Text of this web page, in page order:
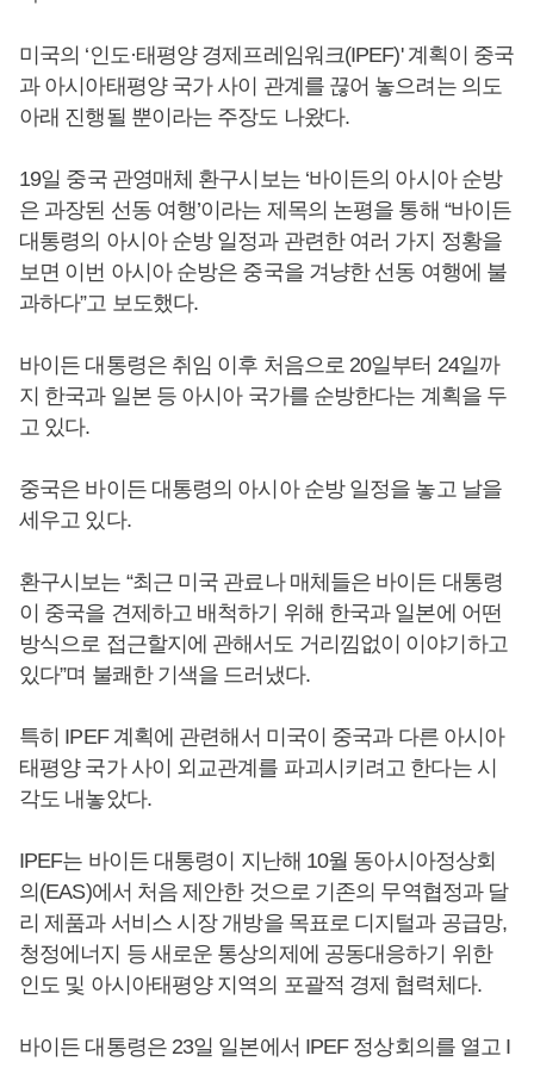
미국의 ‘인도·태평양 경제프레임워크(IPEF)' 계획이 중국
과 아시아태평양 국가 사이 관계를 끊어 놓으려는 의도
아래 진행될 뿐이라는 주장도 나왔다.
19일 중국 관영매체 환구시보는 ‘바이든의 아시아 순방
은 과장된 선동 여행’이라는 제목의 논평을 통해 “바이든
대통령의 아시아 순방 일정과 관련한 여러 가지 정황을
보면 이번 아시아 순방은 중국을 겨냥한 선동 여행에 불
과하다”고 보도했다.
바이든 대통령은 취임 이후 처음으로 20일부터 24일까
지 한국과 일본 등 아시아 국가를 순방한다는 계획을 두
고 있다.
중국은 바이든 대통령의 아시아 순방 일정을 놓고 날을
세우고 있다.
환구시보는 “최근 미국 관료나 매체들은 바이든 대통령
이 중국을 견제하고 배척하기 위해 한국과 일본에 어떤
방식으로 접근할지에 관해서도 거리낌없이 이야기하고
있다”며 불쾌한 기색을 드러냈다.
특히 IPEF 계획에 관련해서 미국이 중국과 다른 아시아
태평양 국가 사이 외교관계를 파괴시키려고 한다는 시
각도 내놓았다.
IPEF는 바이든 대통령이 지난해 10월 동아시아정상회
의(EAS)에서 처음 제안한 것으로 기존의 무역협정과 달
리 제품과 서비스 시장 개방을 목표로 디지털과 공급망,
청정에너지 등 새로운 통상의제에 공동대응하기 위한
인도 및 아시아태평양 지역의 포괄적 경제 협력체다.
바이든 대통령은 23일 일본에서 IPEF 정상회의를 열고 I